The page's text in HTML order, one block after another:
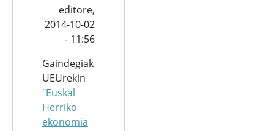
editore,
2014-10-02
- 11:56
Gaindegiak
UEUrekin
"Euskal
Herriko
ekonomia